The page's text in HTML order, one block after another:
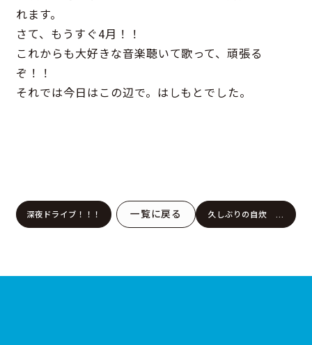
れます。
さて、もうすぐ4月！！
これからも大好きな音楽聴いて歌って、頑張る
ぞ！！
それでは今日はこの辺で。はしもとでした。
深夜ドライブ！！！ 一覧に戻る
久しぶりの自炊 ぷ
りぷりえびちり編